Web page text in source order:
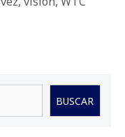
BUSCAR